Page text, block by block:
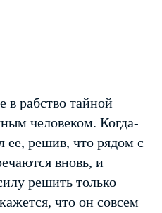
в рабство тайной
человеком. Когда­
решив, что рядом с
вновь, и
решить только
что он совсем